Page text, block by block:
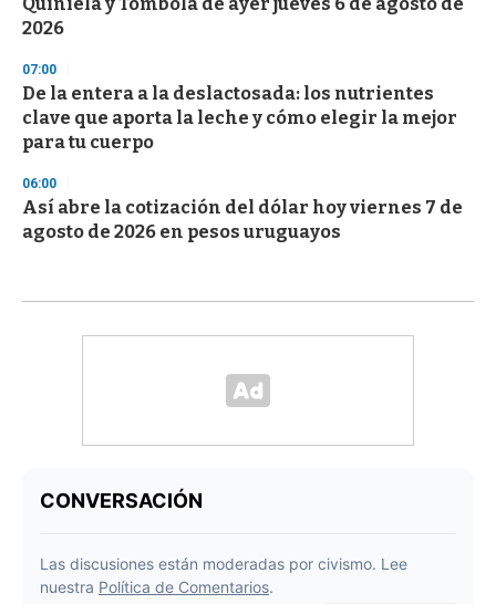
Quiniela y Tómbola de ayer jueves 6 de agosto de
2026
07:00
De la entera a la deslactosada: los nutrientes
clave que aporta la leche y cómo elegir la mejor
para tu cuerpo
06:00
Así abre la cotización del dólar hoy viernes 7 de
agosto de 2026 en pesos uruguayos